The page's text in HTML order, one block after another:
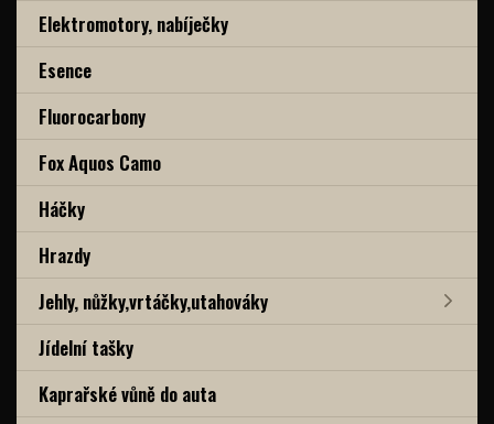
Elektromotory, nabíječky
Esence
Fluorocarbony
Fox Aquos Camo
Háčky
Hrazdy
Jehly, nůžky,vrtáčky,utahováky
Jídelní tašky
Kaprařské vůně do auta